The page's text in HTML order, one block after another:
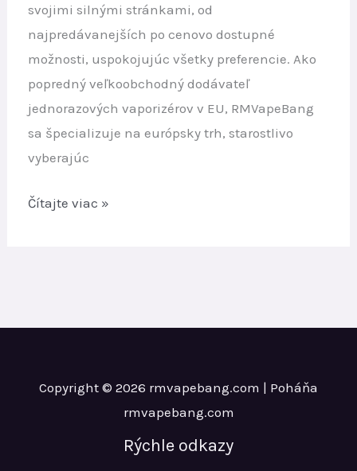
svojimi silnými stránkami, od
najpredávanejších po cenovo dostupné
možnosti, uspokojujúc všetky preferencie. Ako
popredný veľkoobchodný dodávateľ
jednorazových vaporizérov v EU, RMVapeBang
sa špecializuje na európsky trh, starostlivo
vyberajúc
Najlepšia
2026
značky
Čítajte viac »
Copyright © 2026 rmvapebang.com | Poháňa
rmvapebang.com
Rýchle odkazy